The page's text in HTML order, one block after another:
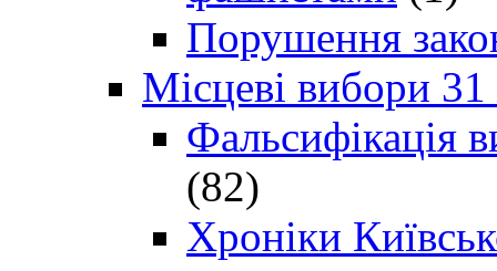
Порушення
Місцеві вибори
Фальсифікація
(82)
Хроніки